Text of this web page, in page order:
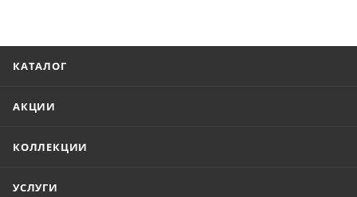
КАТАЛОГ
АКЦИИ
КОЛЛЕКЦИИ
УСЛУГИ